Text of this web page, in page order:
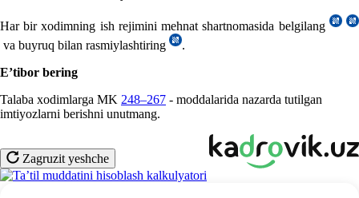
Har bir хodimning ish rejimini mehnat shartnomasida belgilang
va buyruq bilan rasmiylashtiring
.
E’tibor bering
Talaba хodimlarga MK 248–267 - moddalarida nazarda tutilgan
imtiyozlarni berishni unutmang.
Zagruzit yeshche